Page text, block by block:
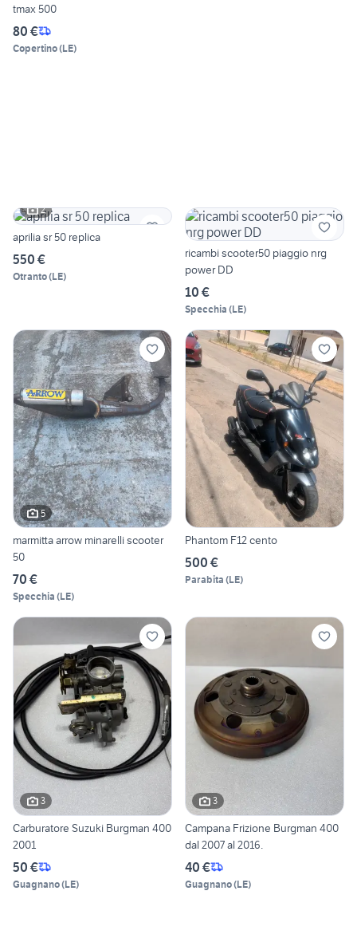
tmax 500
80 €
Copertino(LE)
2
aprilia sr 50 replica
550 €
Otranto(LE)
ricambi scooter50 piaggio nrg
power DD
10 €
Specchia (LE)
5
marmitta arrow minarelli scooter
50
70 €
Specchia (LE)
Phantom F12 cento
500 €
Parabita (LE)
3
Carburatore Suzuki Burgman 400
2001
50 €
Guagnano(LE)
3
Campana Frizione Burgman 400
dal 2007 al 2016.
40 €
Guagnano(LE)